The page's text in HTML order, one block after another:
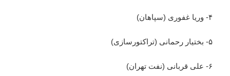
۴- وریا غفوری (سپاهان)
۵- بختیار رحمانی (تراکتورسازی)
۶- علی قربانی (نفت تهران)